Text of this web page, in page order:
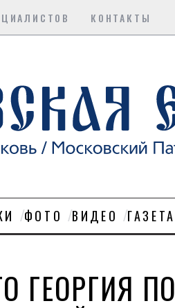
КОНТАКТЫ
ФОТО ВИДЕО ГАЗЕТА
ГЕОРГИЯ